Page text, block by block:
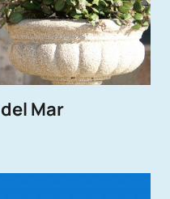
Mar